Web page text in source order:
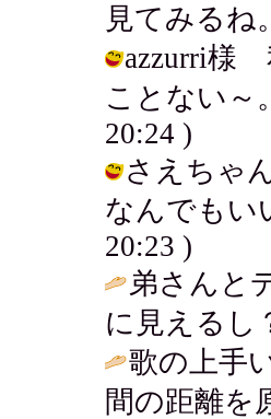
見てみるね
azzurri様
ことない～
20:24 )
さえちゃ
なんでもい
20:23 )
弟さんと
に見えるし
歌の上手
間の距離